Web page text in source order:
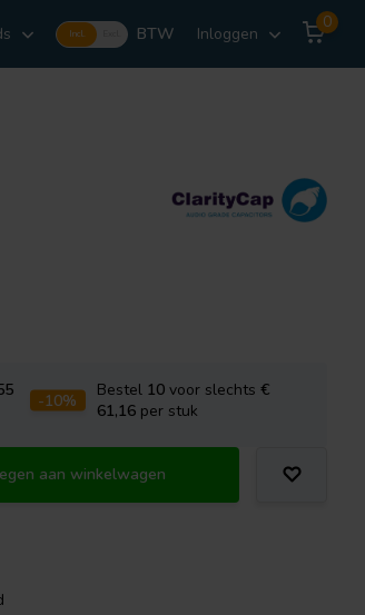
Incl. BTW Inloggen
0
-10% Bestel 10voor slechts €
61,16per stuk
aan winkelwagen